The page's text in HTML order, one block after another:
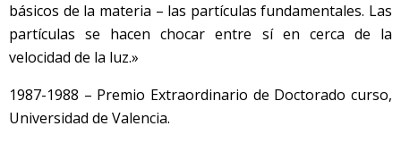
básicos de la materia – las partículas fundamentales. Las
partículas se hacen chocar entre sí en cerca de la
velocidad de la luz.»
1987-1988 – Premio Extraordinario de Doctorado curso,
Universidad de Valencia.